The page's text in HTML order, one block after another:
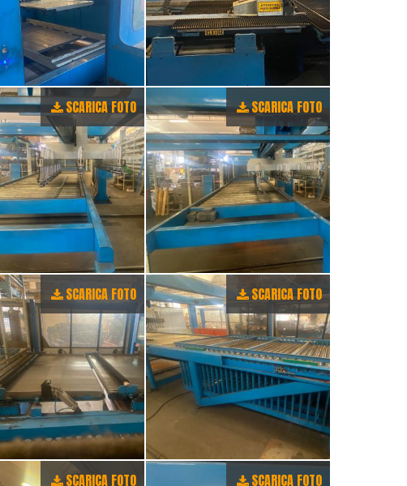
SCARICA FOTO SCARICA FOTO
SCARICA FOTO SCARICA FOTO
SCARICA FOTO SCARICA FOTO